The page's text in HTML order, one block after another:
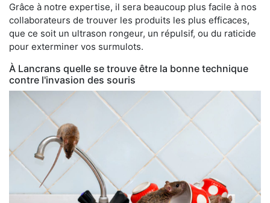
Grâce à notre expertise, il sera beaucoup plus facile à nos
collaborateurs de trouver les produits les plus efficaces,
que ce soit un ultrason rongeur, un répulsif, ou du raticide
pour exterminer vos surmulots.
À Lancrans quelle se trouve être la bonne technique
contre l'invasion des souris